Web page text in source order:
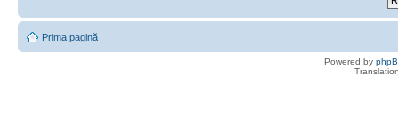
Prima pagină
Powered by